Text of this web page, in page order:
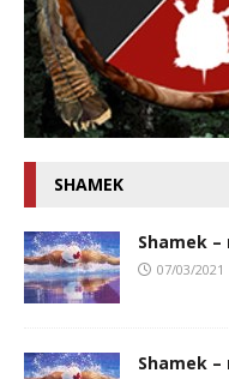
SHAMEK
Shamek
07/03/2021
Shamek